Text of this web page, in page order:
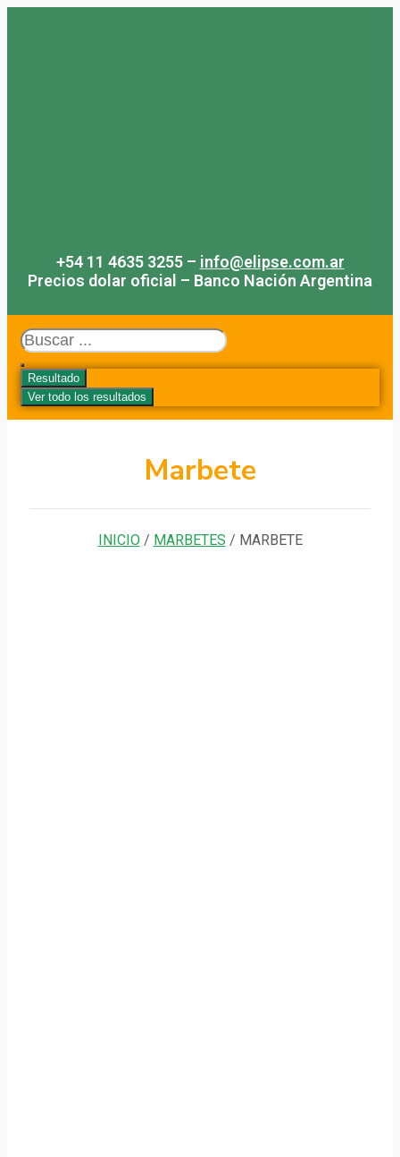
+54 11 4635 3255 – info@elipse.com.ar
Precios dolar oficial – Banco Nación Argentina
Search
...
Resultado
Ver todo los resultados
Marbete
INICIO/ MARBETES / MARBETE